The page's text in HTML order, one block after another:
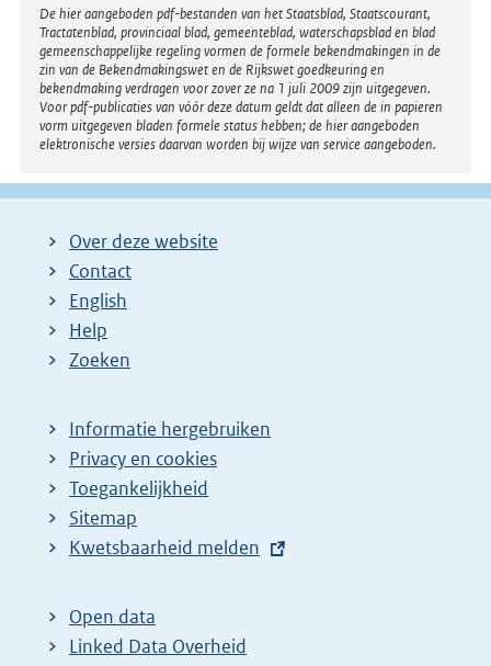
Disclaimer
De hier aangeboden pdf-bestanden van het Staatsblad, Staatscourant,
Tractatenblad, provinciaal blad, gemeenteblad, waterschapsblad en blad
gemeenschappelijke regeling vormen de formele bekendmakingen in de
zin van de Bekendmakingswet en de Rijkswet goedkeuring en
bekendmaking verdragen voor zover ze na 1 juli 2009 zijn uitgegeven.
Voor pdf-publicaties van vóór deze datum geldt dat alleen de in papieren
vorm uitgegeven bladen formele status hebben; de hier aangeboden
elektronische versies daarvan worden bij wijze van service aangeboden.
Over deze website
Contact
English
Help
Zoeken
Informatie hergebruiken
Privacy en cookies
Toegankelijkheid
Sitemap
E
t
e
Kwetsbaarheid melden
Open data
Linked Data Overheid